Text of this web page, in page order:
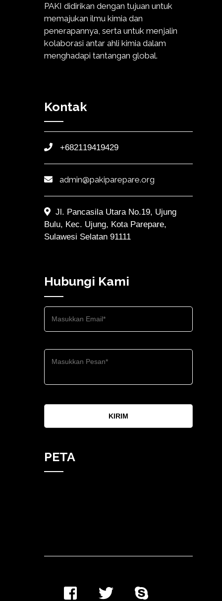
PAKI didirikan dengan tujuan untuk
memajukan ilmu kimia dan
penerapannya, serta untuk menjalin
kolaborasi antar ahli kimia dalam
menghadapi tantangan global.
Kontak
+682119419429
admin@pakiparepare.org
Jl. Pancasila Utara No.19, Ujung
Bulu, Kec. Ujung, Kota Parepare,
Sulawesi Selatan 91111
Hubungi Kami
KIRIM
PETA